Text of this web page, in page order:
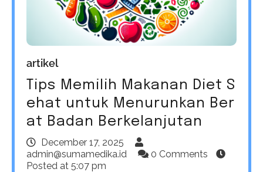
artikel
Tips Memilih Makanan Diet S
ehat untuk Menurunkan Ber
at Badan Berkelanjutan
December 17, 2025
admin@sumamedika.id
0 Comments
Posted at 5:07 pm